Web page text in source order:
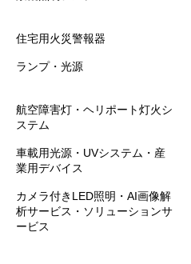
住宅用火災警報器
ランプ・光源
航空障害灯・ヘリポート灯火シ
ステム
車載用光源・UVシステム・産
業用デバイス
カメラ付きLED照明・AI画像解
析サービス・ソリューションサ
ービス